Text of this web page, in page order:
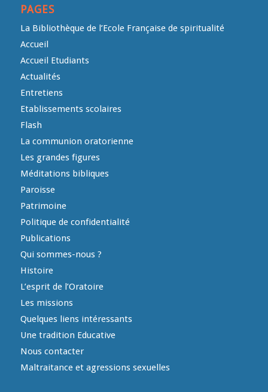
PAGES
La Bibliothèque de l’Ecole Française de spiritualité
Accueil
Accueil Etudiants
Actualités
Entretiens
Etablissements scolaires
Flash
La communion oratorienne
Les grandes figures
Méditations bibliques
Paroisse
Patrimoine
Politique de confidentialité
Publications
Qui sommes-nous ?
Histoire
L’esprit de l’Oratoire
Les missions
Quelques liens intéressants
Une tradition Educative
Nous contacter
Maltraitance et agressions sexuelles